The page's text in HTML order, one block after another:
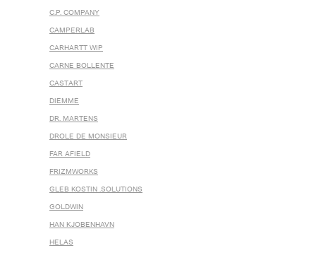
C.P. COMPANY
CAMPERLAB
CARHARTT WIP
CARNE BOLLENTE
CASTART
DIEMME
DR. MARTENS
DROLE DE MONSIEUR
FAR AFIELD
FRIZMWORKS
GLEB KOSTIN .SOLUTIONS
GOLDWIN
HAN KJOBENHAVN
HELAS